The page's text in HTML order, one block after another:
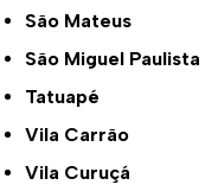
São Mateus
São Miguel Paulista
Tatuapé
Vila Carrão
Vila Curuçá